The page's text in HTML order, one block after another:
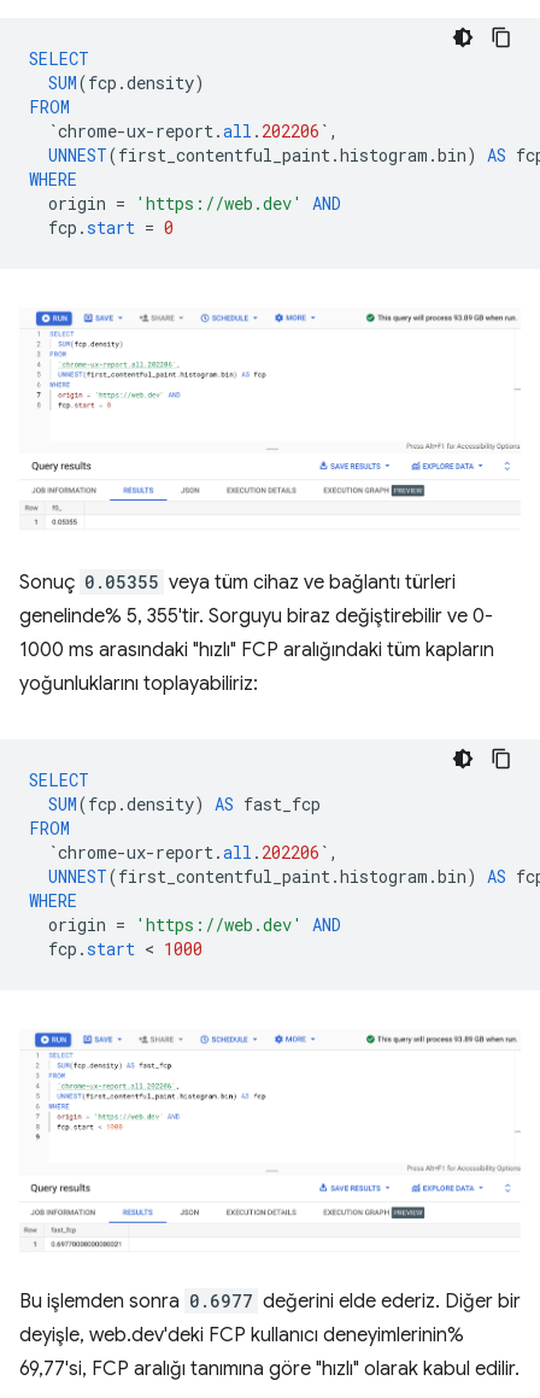
SELECT
SUM(fcp .density)
FROM
`chrome-ux-report.all . 202206 ` ,
UNNEST(first_contentful_paint.histogram .bin) AS
WHERE
origin = 'https://web.dev'
AND
fcp .start = 0
Sonuç 0.05355 veya tüm cihaz ve bağlantı türleri
genelinde% 5, 355'tir. Sorguyu biraz değiştirebilir ve 0-
1000 ms arasındaki "hızlı" FCP aralığındaki tüm kapların
yoğunluklarını toplayabiliriz:
SELECT
SUM(fcp .density) AS fast_fcp
FROM
`chrome-ux-report.all . 202206 ` ,
UNNEST(first_contentful_paint.histogram .bin) AS
WHERE
origin = 'https://web.dev'
AND
fcp .start < 1000
Bu işlemden sonra 0.6977 değerini elde ederiz. Diğer bir
deyişle, web.dev'deki FCP kullanıcı deneyimlerinin%
69,77'si, FCP aralığı tanımına göre "hızlı" olarak kabul edilir.